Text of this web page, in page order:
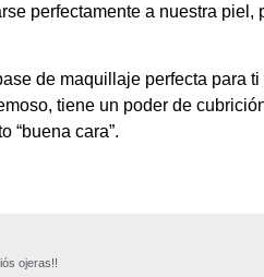
perfectamente a nuestra
de maquillaje perfecta para
tiene un poder de
“buena cara”.
ojeras!!